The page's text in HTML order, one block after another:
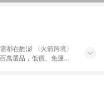
都在酷澎 〈火箭跨境〉
萬選品，低價、免運，
箭跨境優質選品不限金